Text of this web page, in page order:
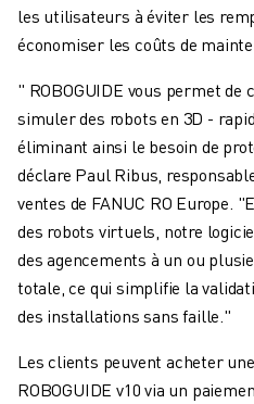
les utilisateurs à éviter les
économiser les coûts de
" ROBOGUIDE vous permet de
simuler des robots en 3D -
éliminant ainsi le besoin de
déclare Paul Ribus,
ventes de FANUC RO Europe.
des robots virtuels, notre
des agencements à un ou
totale, ce qui simplifie la
des installations sans faille."
Les clients peuvent acheter
ROBOGUIDE v10 via un